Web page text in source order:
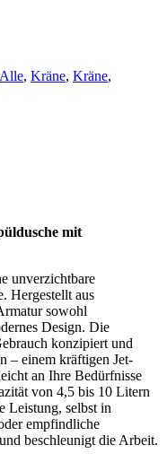
Alle, Kräne, Kräne,
mit
unverzichtbare
Hergestellt aus
sowohl
Design. Die
konzipiert und
– einem kräftigen Jet-
an Ihre Bedürfnisse
von 4,5 bis 10 Litern
Leistung, selbst in
empfindliche
beschleunigt die Arbeit.